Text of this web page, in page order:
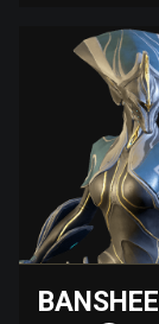
BANSHEE